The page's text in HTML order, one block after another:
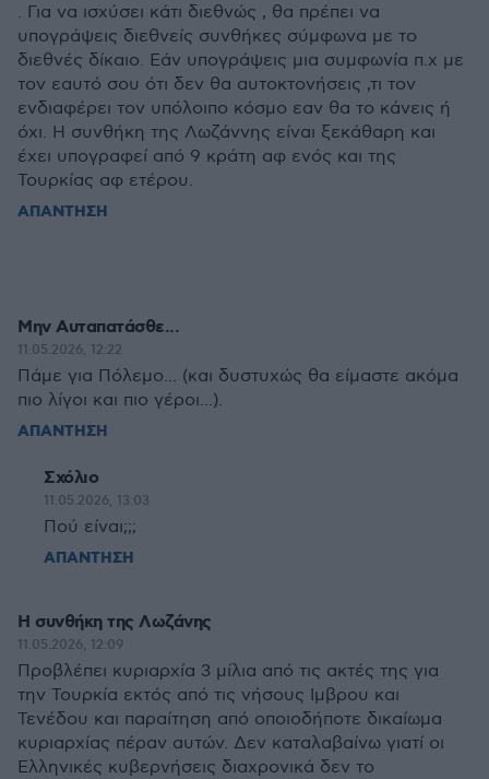
. Για να ισχύσει κάτι διεθνώς , θα πρέπει να
υπογράψεις διεθνείς συνθήκες σύμφωνα με το
διεθνές δίκαιο. Εάν υπογράψεις μια συμφωνία π.χ με
τον εαυτό σου ότι δεν θα αυτοκτονήσεις ,τι τον
ενδιαφέρει τον υπόλοιπο κόσμο εαν θα το κάνεις ή
όχι. Η συνθήκη της Λωζάννης είναι ξεκάθαρη και
έχει υπογραφεί από 9 κράτη αφ ενός και της
Τουρκίας αφ ετέρου.
ΑΠΑΝΤΗΣΗ
Μην Αυταπατάσθε...
11.05.2026, 12:22
Πάμε για Πόλεμο... (και δυστυχώς θα είμαστε ακόμα
πιο λίγοι και πιο γέροι...).
ΑΠΑΝΤΗΣΗ
Σχόλιο
11.05.2026, 13:03
Πού είναι;;;
ΑΠΑΝΤΗΣΗ
Η συνθήκη της Λωζάνης
11.05.2026, 12:09
Προβλέπει κυριαρχία 3 μίλια από τις ακτές της για
την Τουρκία εκτός από τις νήσους Ιμβρου και
Τενέδου και παραίτηση από οποιοδήποτε δικαίωμα
κυριαρχίας πέραν αυτών. Δεν καταλαβαίνω γιατί οι
Ελληνικές κυβερνήσεις διαχρονικά δεν το